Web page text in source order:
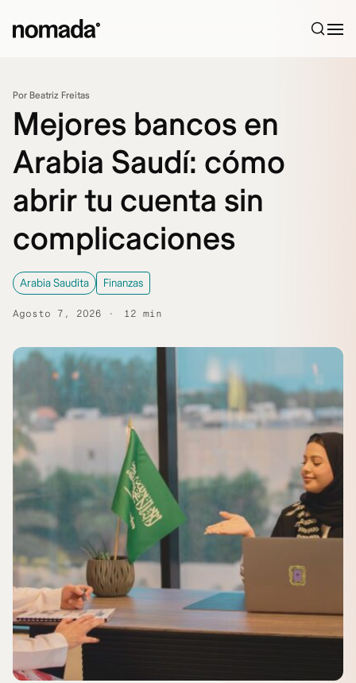
Por Beatriz Freitas
Mejores bancos en
Arabia Saudí: cómo
abrir tu cuenta sin
complicaciones
Arabia Saudita Finanzas
Agosto 7, 2026 12 min